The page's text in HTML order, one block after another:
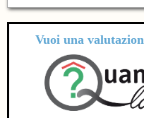
Vuoi una